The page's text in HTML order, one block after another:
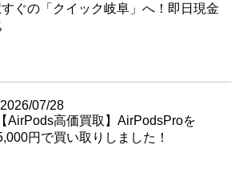
ぐの「クイック岐阜」へ！即日現金
2026/07/28
【AirPods高価買取】AirPodsProを
円で買い取りしました！